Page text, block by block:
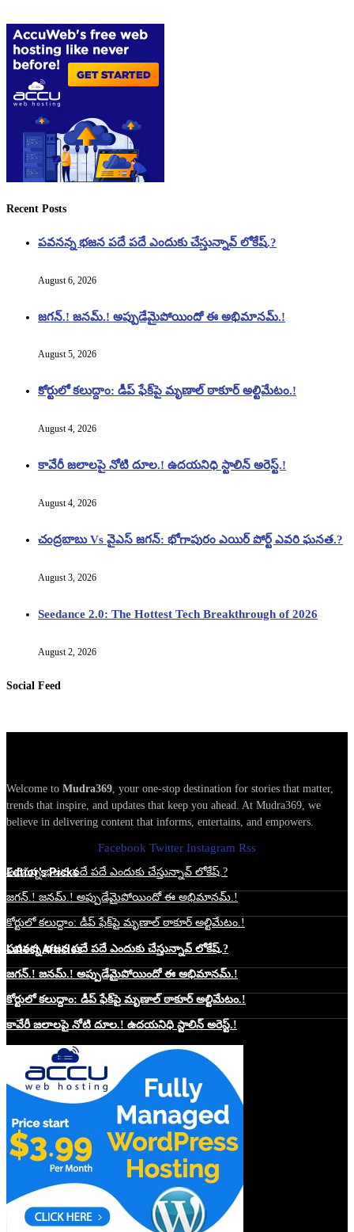
Recent Posts
పవనన్న భజన పదే పదే ఎందుకు చేస్తున్నావ్ లోకేష్.?
August 6, 2026
జగన్.! జనమ్.! అప్పుడేమైపోయిందో ఈ అభిమానమ్.!
August 5, 2026
కోర్టులో కలుద్దాం: డీప్ ఫేక్‌పై మృణాల్ ఠాకూర్ అల్టిమేటం.!
August 4, 2026
కావేరీ జలాలపై నోటి దూల.! ఉదయనిధి స్టాలిన్ అరెస్ట్.!
August 4, 2026
చంద్రబాబు Vs వైఎస్ జగన్: భోగాపురం ఎయిర్ పోర్ట్ ఎవరి ఘనత.?
August 3, 2026
Seedance 2.0: The Hottest Tech Breakthrough of 2026
August 2, 2026
Social Feed
Welcome to Mudra369, your one-stop destination for stories that matter,
trends that inspire, and updates that keep you ahead. At Mudra369, we
believe in delivering content that informs, entertains, and empowers.
Facebook Twitter Instagram Rss
Edtior's Picks
పవనన్న భజన పదే పదే ఎందుకు చేస్తున్నావ్ లోకేష్.?
జగన్.! జనమ్.! అప్పుడేమైపోయిందో ఈ అభిమానమ్.!
కోర్టులో కలుద్దాం: డీప్ ఫేక్‌పై మృణాల్ ఠాకూర్ అల్టిమేటం.!
Latest Articles
పవనన్న భజన పదే పదే ఎందుకు చేస్తున్నావ్ లోకేష్.?
జగన్.! జనమ్.! అప్పుడేమైపోయిందో ఈ అభిమానమ్.!
కోర్టులో కలుద్దాం: డీప్ ఫేక్‌పై మృణాల్ ఠాకూర్ అల్టిమేటం.!
కావేరీ జలాలపై నోటి దూల.! ఉదయనిధి స్టాలిన్ అరెస్ట్.!
Website Hosting Sponser